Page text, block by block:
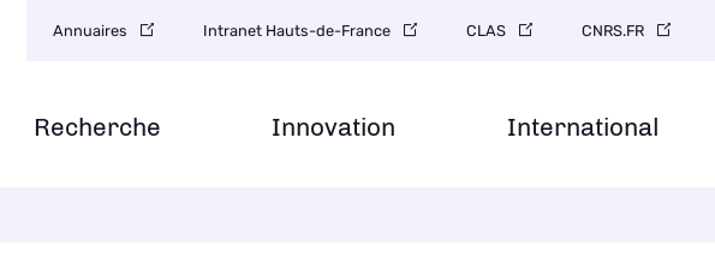
Recherche Innovation International
secondaire
Annuaires Intranet Hauts-de-France CLAS CNRS.FR